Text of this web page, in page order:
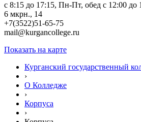
c 8:15 до 17:15, Пн-Пт, обед с 12:00 до
6 мкрн., 14
+7(3522)51-65-75
mail@kurgancollege.ru
Показать на карте
Курганский государственный
›
О Колледже
›
Корпуса
›